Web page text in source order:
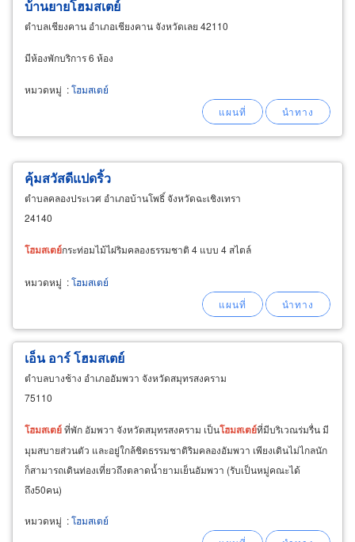
บ้านยายโฮมสเตย์
ตำบลเชียงคาน อำเภอเชียงคาน จังหวัดเลย 42110
มีห้องพักบริการ 6 ห้อง
หมวดหมู่ :โฮมสเตย์
คุ้มสวัสดีแปดริ้ว
ตำบลคลองประเวศ อำเภอบ้านโพธิ์ จังหวัดฉะเชิงเทรา
24140
โฮมสเตย์กระท่อมไม้ไผ่ริมคลองธรรมชาติ 4 แบบ 4 สไตล์
หมวดหมู่ :โฮมสเตย์
เอ็น อาร์ โฮมสเตย์
ตำบลบางช้าง อำเภออัมพวา จังหวัดสมุทรสงคราม
75110
โฮมสเตย์ที่พัก อัมพวา จังหวัดสมุทรสงคราม เป็นโฮมสเตย์ที่มีบริเวณร่มรื่น มี
มุมสบายส่วนตัว และอยู่ใกล้ชิดธรรมชาติริมคลองอัมพวา เพียงเดินไม่ไกลนัก
ก็สามารถเดินท่องเที่ยวถึงตลาดน้ำยามเย็นอัมพวา (รับเป็นหมู่คณะได้
ถึง50คน)
หมวดหมู่ :โฮมสเตย์